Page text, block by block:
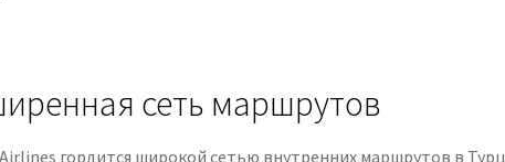
сеть маршрутов
гордится широкой сетью внутренних маршрутов в